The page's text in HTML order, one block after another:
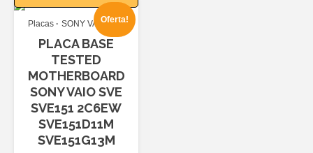
era:
14,40€.
12,99€.
Oferta!
Placas SONY VAIO SVE
PLACA BASE
TESTED
MOTHERBOARD
SONY VAIO SVE
SVE151 2C6EW
SVE151D11M
SVE151G13M